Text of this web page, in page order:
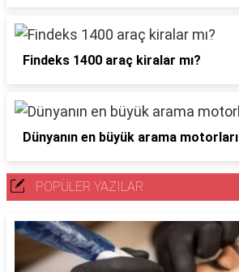
Findeks 1400 araç kiralar mı?
Dünyanın en büyük arama motorları
POPÜLER YAZILAR